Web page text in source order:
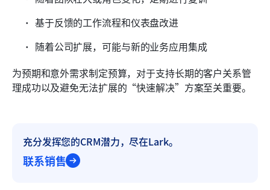
基于反馈的工作流程和仪表盘改进
随着公司扩展，可能与新的业务应用集成
为预期和意外需求制定预算，对于支持长期的客户关系管
理成功以及避免无法扩展的“快速解决”方案至关重要。
充分发挥您的CRM潜力，尽在Lark。
联系销售